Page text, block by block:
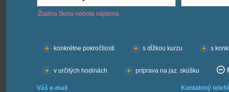
Žiadna škola nebola nájdená
konkrétne pokročilosti
s dĺžkou kurzu s
v určitých hodinách príprava na jaz. skúšku
Váš e-mail Kontaktný